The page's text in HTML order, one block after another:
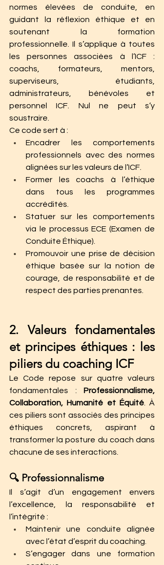
normes élevées de conduite, en
guidant la réflexion éthique et en
soutenant la formation
professionnelle. Il s’applique à toutes
les personnes associées à l’ICF :
coachs, formateurs, mentors,
superviseurs, étudiants,
administrateurs, bénévoles et
personnel ICF. Nul ne peut s’y
soustraire.
Ce code sert à :
Encadrer les comportements
professionnels avec des normes
alignées sur les valeurs de l’ICF.
Former les coachs à l’éthique
dans tous les programmes
accrédités.
Statuer sur les comportements
via le processus ECE (Examen de
Conduite Éthique).
Promouvoir une prise de décision
éthique basée sur la notion de
courage, de responsabilité et de
respect des parties prenantes.
2. Valeurs fondamentales
et principes éthiques : les
piliers du coaching ICF
Le Code repose sur quatre valeurs
fondamentales : Professionnalisme,
Collaboration, Humanité et Équité. À
ces piliers sont associés des principes
éthiques concrets, aspirant à
transformer la posture du coach dans
chacune de ses interactions.
🔍 Professionnalisme
Il s’agit d’un engagement envers
l’excellence, la responsabilité et
l’intégrité :
Maintenir une conduite alignée
avec l’état d’esprit du coaching.
S’engager dans une formation